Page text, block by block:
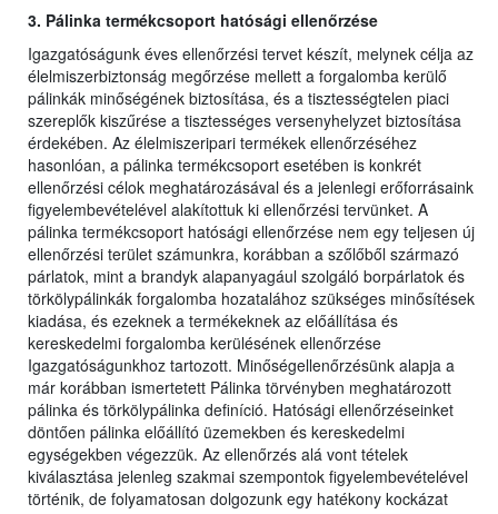
3. Pálinka termékcsoport hatósági ellenőrzése
Igazgatóságunk éves ellenőrzési tervet készít, melynek célja az
élelmiszerbiztonság megőrzése mellett a forgalomba kerülő
pálinkák minőségének biztosítása, és a tisztességtelen piaci
szereplők kiszűrése a tisztességes versenyhelyzet biztosítása
érdekében. Az élelmiszeripari termékek ellenőrzéséhez
hasonlóan, a pálinka termékcsoport esetében is konkrét
ellenőrzési célok meghatározásával és a jelenlegi erőforrásaink
figyelembevételével alakítottuk ki ellenőrzési tervünket. A
pálinka termékcsoport hatósági ellenőrzése nem egy teljesen új
ellenőrzési terület számunkra, korábban a szőlőből származó
párlatok, mint a brandyk alapanyagául szolgáló borpárlatok és
törkölypálinkák forgalomba hozatalához szükséges minősítések
kiadása, és ezeknek a termékeknek az előállítása és
kereskedelmi forgalomba kerülésének ellenőrzése
Igazgatóságunkhoz tartozott. Minőségellenőrzésünk alapja a
már korábban ismertetett Pálinka törvényben meghatározott
pálinka és törkölypálinka definíció. Hatósági ellenőrzéseinket
döntően pálinka előállító üzemekben és kereskedelmi
egységekben végezzük. Az ellenőrzés alá vont tételek
kiválasztása jelenleg szakmai szempontok figyelembevételével
történik, de folyamatosan dolgozunk egy hatékony kockázat